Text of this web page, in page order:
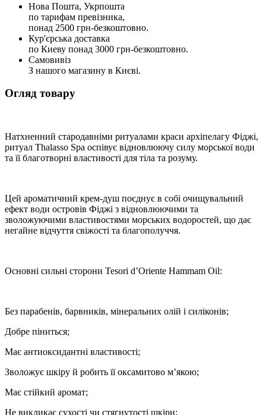
Нова Пошта, Укрпошта
по тарифам превізника,
понад 2500 грн-безкоштовно.
Кур'єрська доставка
по Киеву понад 3000 грн-безкоштовно.
Самовивіз
З нашого магазину в Києві.
Огляд товару
Натхненний стародавніми ритуалами краси архіпелагу Фіджі,
ритуал Thalasso Spa оспівує відновлюючу силу морської води
та її благотворні властивості для тіла та розуму.
Цей ароматичний крем-душ поєднує в собі очищувальний
ефект води островів Фіджі з відновлюючими та
зволожуючими властивостями морських водоростей, що дає
негайне відчуття свіжості та благополуччя.
Основні сильні сторони Tesori d’Oriente Hammam Oil:
Без парабенів, барвників, мінеральних олій і силіконів;
Добре піниться;
Має антиоксидантні властивості;
Зволожує шкіру й робить її оксамитово м’якою;
Має стійкий аромат;
Не викликає сухості чи стягнутості шкіри;